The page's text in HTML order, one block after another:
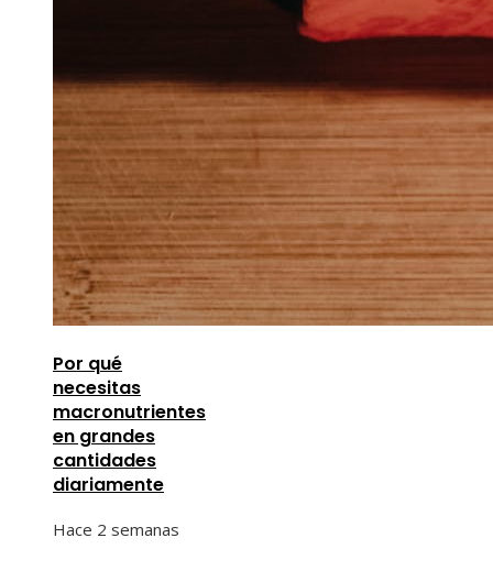
Por qué
necesitas
macronutrientes
en grandes
cantidades
diariamente
Hace 2 semanas